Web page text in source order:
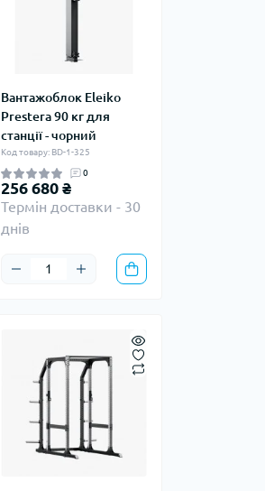
Вантажоблок Eleiko
Prestera 90 кг для
станції - чорний
Код товару: BD-1-325
0
256 680 ₴
Термін доставки - 30
днів